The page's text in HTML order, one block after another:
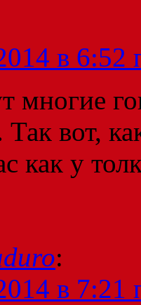
в 6:52
многие
вот,
как у
:
в 7:21